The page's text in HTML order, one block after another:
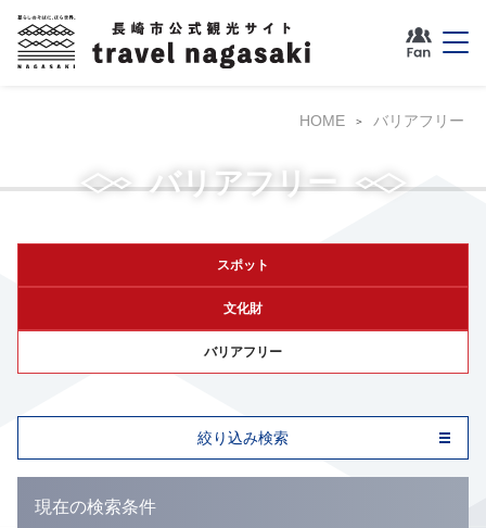
HOME バリアフリー
バリアフリー
スポット
文化財
バリアフリー
絞り込み検索
現在の検索条件